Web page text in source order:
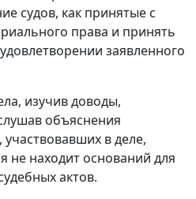
судов, как принятые с
права и принять
заявленного
изучив доводы,
объяснения
в деле,
не находит оснований для
актов.